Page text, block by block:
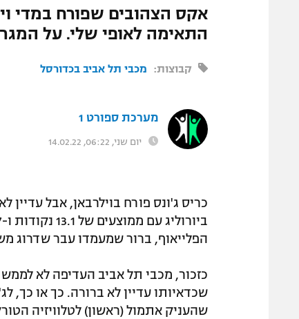
אקס הצהובים שפורח במדי
התאימה לאופי שלי. על
קבוצות: מכבי תל אביב בכדורסל
מערכת ספורט 1
יום שני, 06:22, 14.02.22
הפלייאוף, ברור שמעמדו עבר שדרוג
כזכור, מכבי תל אביב העדיפה לא
שכדאיותו עדיין לא ברורה. כך או כך,
שהעניק אתמול (ראשון) לטלוויזיה